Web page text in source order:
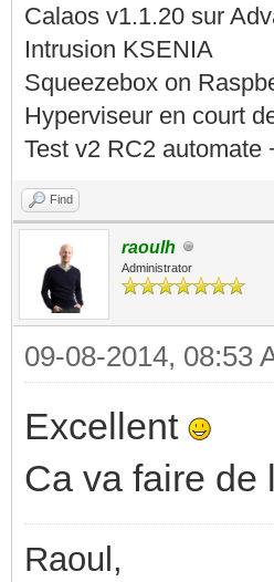
Calaos v1.1.20 sur
Intrusion KSENIA
Squeezebox on
Hyperviseur en court
Test v2 RC2 automate
Find
raoulh
Administrator
09-08-2014, 08:53
Excellent
Ca va faire de
Raoul,